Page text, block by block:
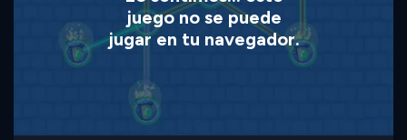
juego no se puede
jugar en tu navegador.